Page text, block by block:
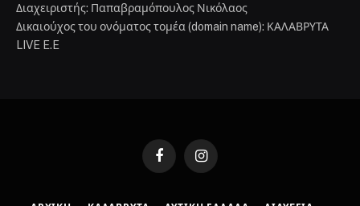
Διαχειριστής: Παπαβραμόπουλος Νικόλαος
Δικαιούχος του ονόματος τομέα (domain name): ΚΑΛΑΒΡΥΤΑ
LIVE E.E
FacebookInstagram